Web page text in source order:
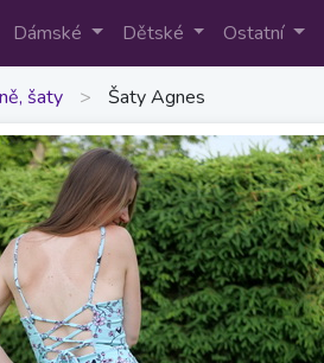
Dámské Dětské Ostatní
šaty > Šaty Agnes